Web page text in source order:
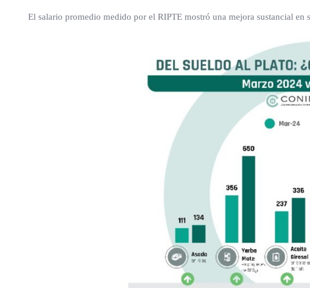
El salario promedio medido por el RIPTE mostró una mejora sustancial